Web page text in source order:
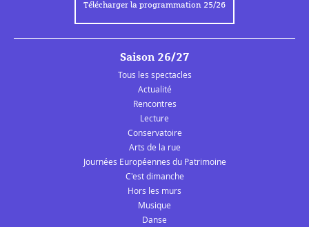
Télécharger la programmation 25/26
Saison 26/27
Tous les spectacles
Actualité
Rencontres
Lecture
Conservatoire
Arts de la rue
Journées Européennes du Patrimoine
C'est dimanche
Hors les murs
Musique
Danse